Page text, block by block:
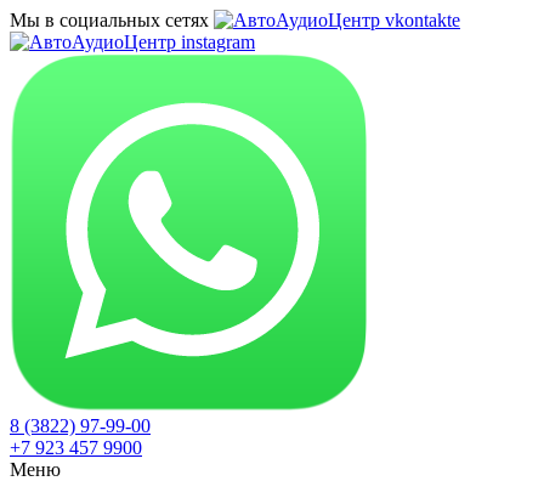
Мы в социальных сетях
8 (3822) 97-99-00
+7 923 457 9900
Меню